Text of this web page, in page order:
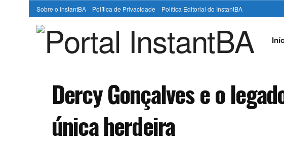
Sobre o InstantBA Política de Privacidade Política Editorial do InstantBA
Dercy Gonçalves e o
única herdeira